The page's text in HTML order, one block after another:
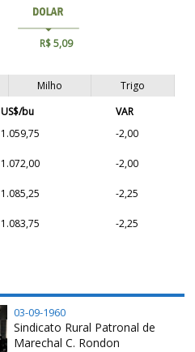
R$ 5,09
Milho
Trigo
US$/bu
VAR
1.059,75 -2,00
1.072,00 -2,00
1.085,25 -2,25
1.083,75 -2,25
03-09-1960
Sindicato Rural Patronal de
Marechal C. Rondon